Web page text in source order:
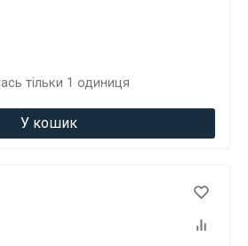
тільки 1 одиниця
У кошик